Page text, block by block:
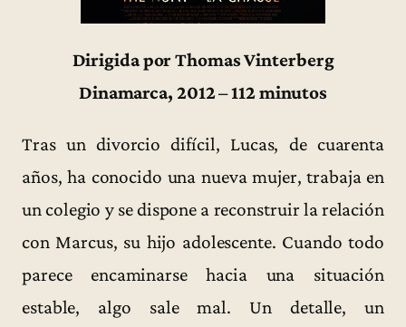
Dirigida por Thomas Vinterberg
Dinamarca, 2012 – 112 minutos
Tras un divorcio difícil, Lucas, de cuarenta
años, ha conocido una nueva mujer, trabaja en
un colegio y se dispone a reconstruir la relación
con Marcus, su hijo adolescente. Cuando todo
parece encaminarse hacia una situación
estable, algo sale mal. Un detalle, un